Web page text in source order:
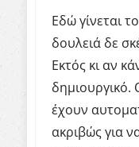
Εδώ γίνεται
δουλειά δε
Εκτός κι αν
δημιουργικό.
έχουν
ακριβώς για